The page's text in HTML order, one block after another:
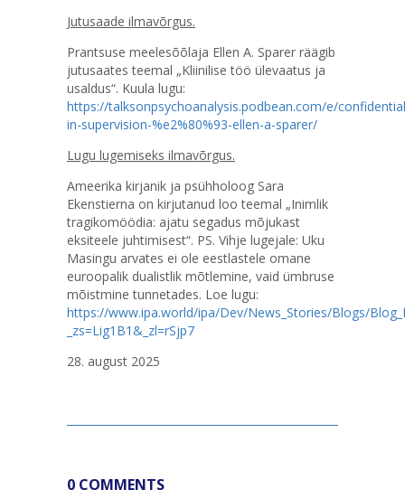
Jutusaade ilmavõrgus.
Prantsuse meelesõõlaja Ellen A. Sparer räägib
jutusaates teemal „Kliinilise töö ülevaatus ja
usaldus“. Kuula lugu:
https://talksonpsychoanalysis.podbean.com/e/
in-supervision-%e2%80%93-ellen-a-sparer/
Lugu lugemiseks ilmavõrgus.
Ameerika kirjanik ja psühholoog Sara
Ekenstierna on kirjutanud loo teemal „Inimlik
tragikomöödia: ajatu segadus mõjukast
eksiteele juhtimisest“. PS. Vihje lugejale: Uku
Masingu arvates ei ole eestlastele omane
euroopalik dualistlik mõtlemine, vaid ümbruse
mõistmine tunnetades. Loe lugu:
https://www.ipa.world/ipa/Dev/News_Stories/Blogs/
_zs=Lig1B1&_zl=rSjp7
28. august 2025
0 COMMENTS